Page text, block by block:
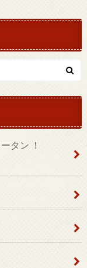
タン ！